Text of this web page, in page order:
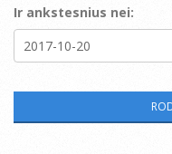
Ir ankstesnius nei: